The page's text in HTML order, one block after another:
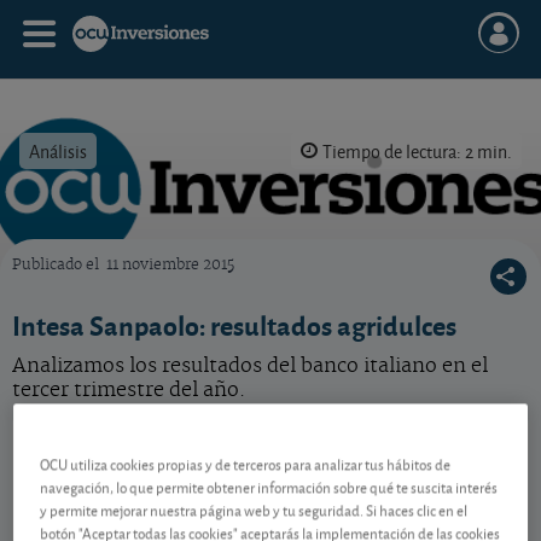
Análisis Tiempo de lectura: 2 min.
Publicado el 11 noviembre 2015
Intesa Sanpaolo: resultados agridulces
Analizamos los resultados del banco italiano en el
tercer trimestre del año.
IT0000072618
06/08/2026 Milán
0,074 EUR (1,09 %)
OCU utiliza cookies propias y de terceros para analizar tus hábitos de
navegación, lo que permite obtener información sobre qué te suscita interés
y permite mejorar nuestra página web y tu seguridad. Si haces clic en el
botón "Aceptar todas las cookies" aceptarás la implementación de las cookies